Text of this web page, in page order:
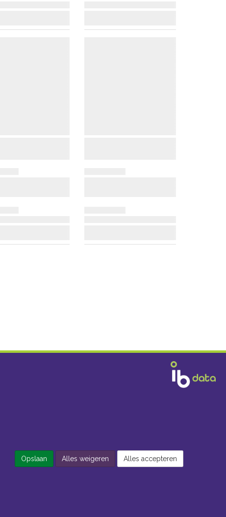
Opslaan Alles weigeren Alles accepteren